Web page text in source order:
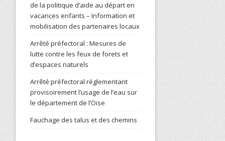
de la politique d’aide au départ en
vacances enfants – Information et
mobilisation des partenaires locaux
Arrêté préfectoral : Mesures de
lutte contre les feux de forets et
d’espaces naturels
Arrêté préfectoral réglementant
provisoirement l’usage de l’eau sur
le département de l’Oise
Fauchage des talus et des chemins